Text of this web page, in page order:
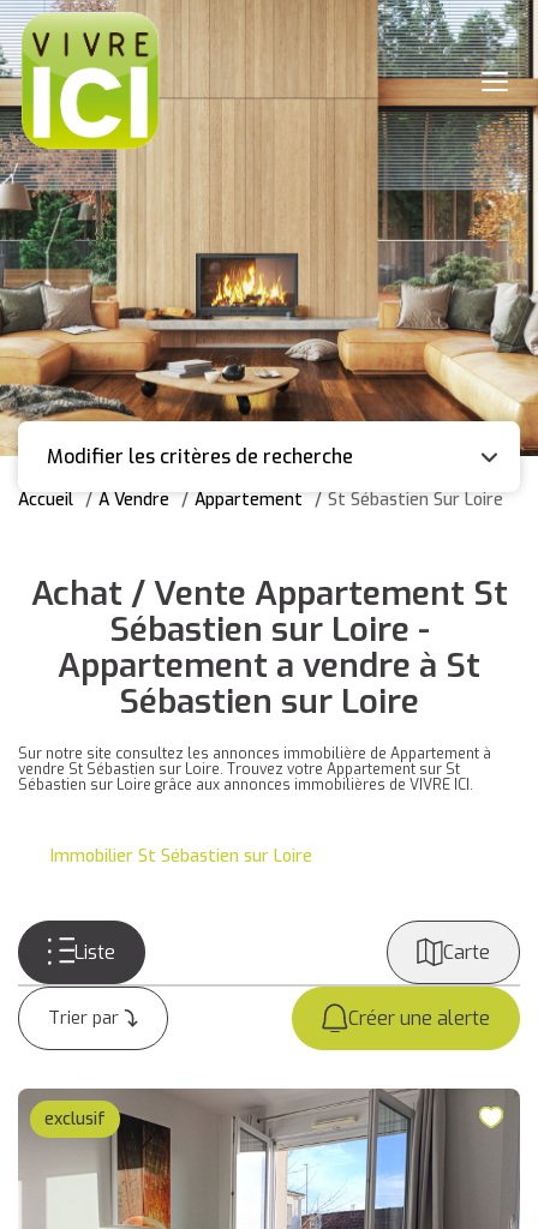
Modifier les critères de recherche
Accueil A Vendre Appartement St Sébastien Sur Loire
Achat / Vente Appartement St
Sébastien sur Loire -
Appartement a vendre à St
Sébastien sur Loire
Sur notre site consultez les annonces immobilière de Appartement à
vendre St Sébastien sur Loire. Trouvez votre Appartement sur St
Sébastien sur Loire grâce aux annonces immobilières de VIVRE ICI.
Immobilier St Sébastien sur Loire
Créer une alerte
Liste Carte
exclusif